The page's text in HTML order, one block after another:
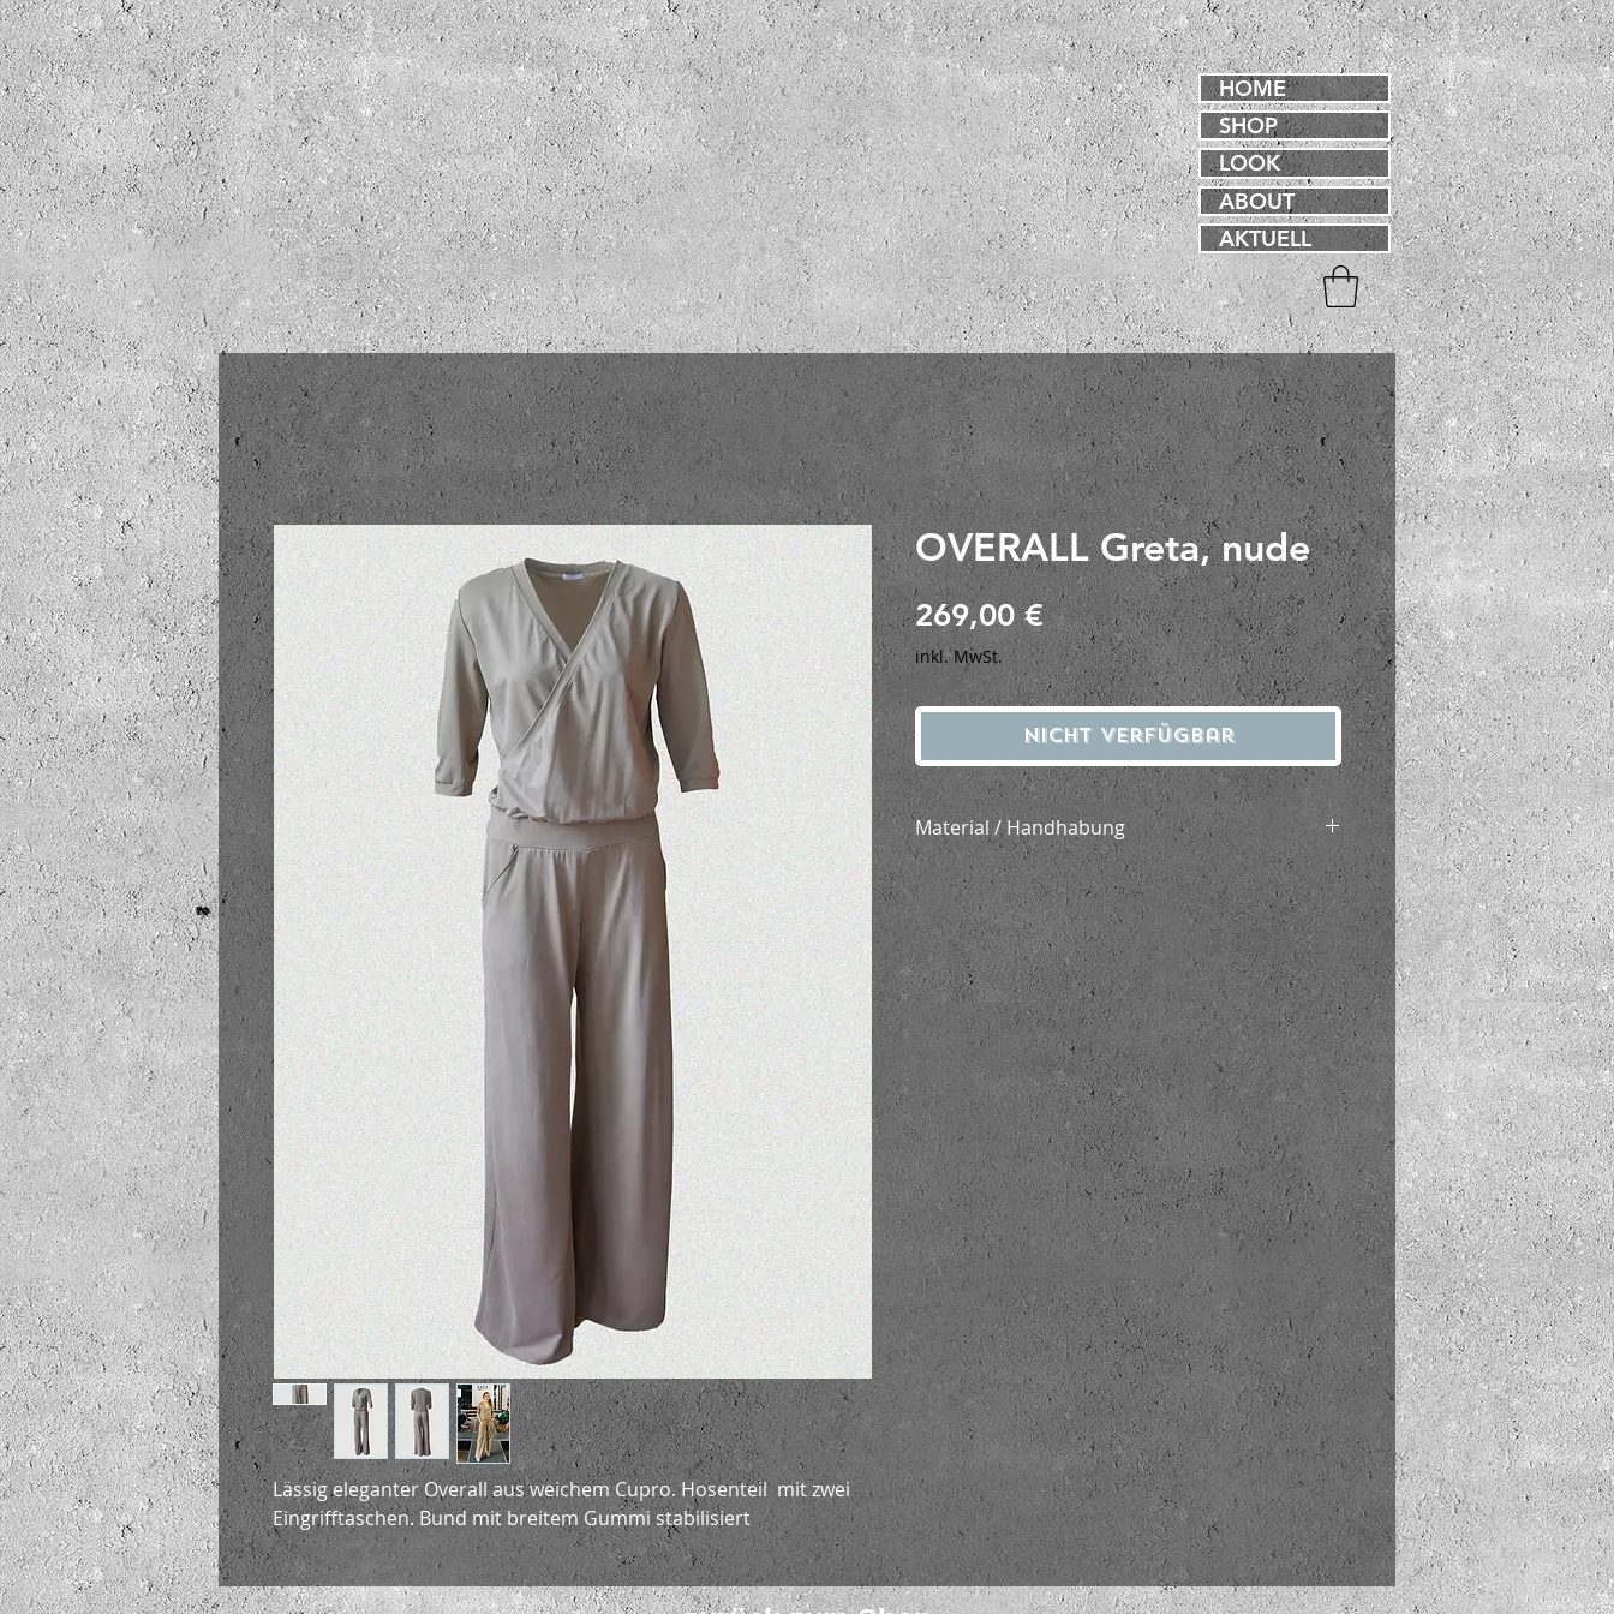
Lässig eleganter Overall aus weichem Cupro. Hosenteil mit zwei
Eingrifftaschen. Bund mit breitem Gummi stabilisiert
OVERALL Greta, nude
269,00 €Preis
inkl. MwSt.
Nicht verfügbar
Material / Handhabung
95% Cupro 5%Lycra
bei 30 Grad im Feinwaschgang waschbar
niedrig schleudern, nicht im Trockner trocknen
HOME
SHOP
LOOK
ABOUT
AKTUELL